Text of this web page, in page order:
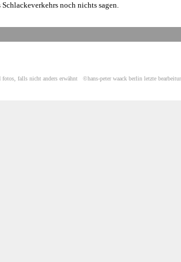
Schlackeverkehrs noch nichts sagen.
fotos, falls nicht anders erwähnt ©hans-peter waack berlin letzte